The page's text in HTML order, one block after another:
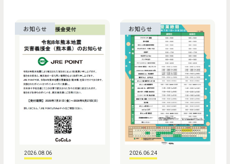
お知らせ
2026.08.06
お知らせ
2026.06.24